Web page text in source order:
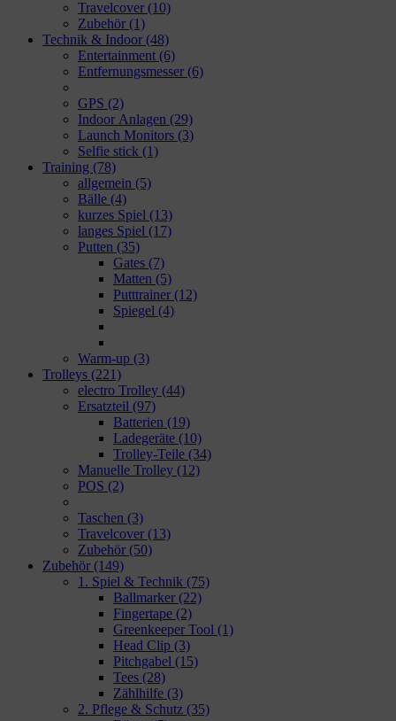
Travelcover (10)
Zubehör (1)
Technik & Indoor (48)
Entertainment (6)
Entfernungsmesser (6)
GPS (2)
Indoor Anlagen (29)
Launch Monitors (3)
Selfie stick (1)
Training (78)
allgemein (5)
Bälle (4)
kurzes Spiel (13)
langes Spiel (17)
Putten (35)
Gates (7)
Matten (5)
Putttrainer (12)
Spiegel (4)
Warm-up (3)
Trolleys (221)
electro Trolley (44)
Ersatzteil (97)
Batterien (19)
Ladegeräte (10)
Trolley-Teile (34)
Manuelle Trolley (12)
POS (2)
Taschen (3)
Travelcover (13)
Zubehör (50)
Zubehör (149)
1. Spiel & Technik (75)
Ballmarker (22)
Fingertape (2)
Greenkeeper Tool (1)
Head Clip (3)
Pitchgabel (15)
Tees (28)
Zählhilfe (3)
2. Pflege & Schutz (35)